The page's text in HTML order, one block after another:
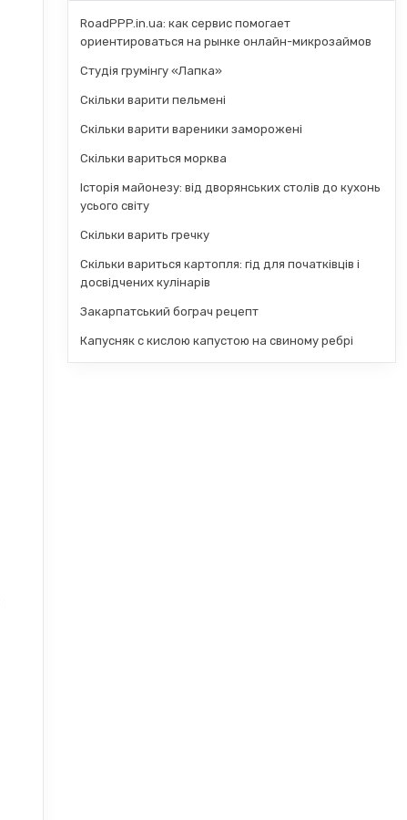
RoadPPP.in.ua: как сервис помогает
ориентироваться на рынке онлайн-микрозаймов
Студія грумінгу «Лапка»
Скільки варити пельмені
Скільки варити вареники заморожені
Скільки вариться морква
Історія майонезу: від дворянських столів до кухонь
усього світу
Скільки варить гречку
Скільки вариться картопля: гід для початківців і
досвідчених кулінарів
Закарпатський бограч рецепт
Капусняк с кислою капустою на свиному ребрі